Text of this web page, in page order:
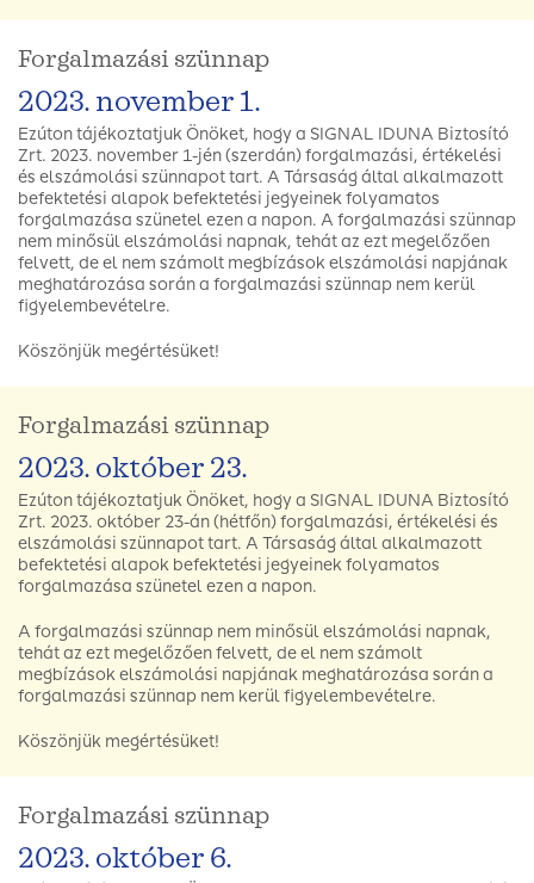
Forgalmazási szünnap
2023. november 1.
Ezúton tájékoztatjuk Önöket, hogy a SIGNAL IDUNA Biztosító
Zrt. 2023. november 1-jén (szerdán) forgalmazási, értékelési
és elszámolási szünnapot tart. A Társaság által alkalmazott
befektetési alapok befektetési jegyeinek folyamatos
forgalmazása szünetel ezen a napon. A forgalmazási szünnap
nem minősül elszámolási napnak, tehát az ezt megelőzően
felvett, de el nem számolt megbízások elszámolási napjának
meghatározása során a forgalmazási szünnap nem kerül
figyelembevételre.
Köszönjük megértésüket!
Forgalmazási szünnap
2023. október 23.
Ezúton tájékoztatjuk Önöket, hogy a SIGNAL IDUNA Biztosító
Zrt. 2023. október 23-án (hétfőn) forgalmazási, értékelési és
elszámolási szünnapot tart. A Társaság által alkalmazott
befektetési alapok befektetési jegyeinek folyamatos
forgalmazása szünetel ezen a napon.
A forgalmazási szünnap nem minősül elszámolási napnak,
tehát az ezt megelőzően felvett, de el nem számolt
megbízások elszámolási napjának meghatározása során a
forgalmazási szünnap nem kerül figyelembevételre.
Köszönjük megértésüket!
Forgalmazási szünnap
2023. október 6.